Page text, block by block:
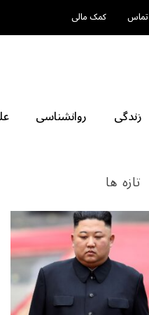
تماس کمک مالی
زندگی روانشناسی
تازه ها